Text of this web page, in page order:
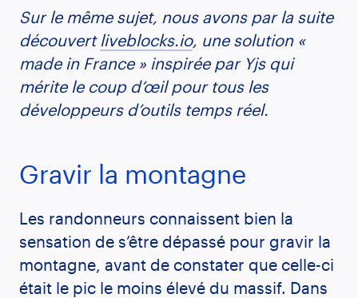
Sur le même sujet, nous avons par la suite
découvert liveblocks.io, une solution «
made in France » inspirée par Yjs qui
mérite le coup d’œil pour tous les
développeurs d’outils temps réel.
Gravir la montagne
Les randonneurs connaissent bien la
sensation de s’être dépassé pour gravir la
montagne, avant de constater que celle-ci
était le pic le moins élevé du massif. Dans